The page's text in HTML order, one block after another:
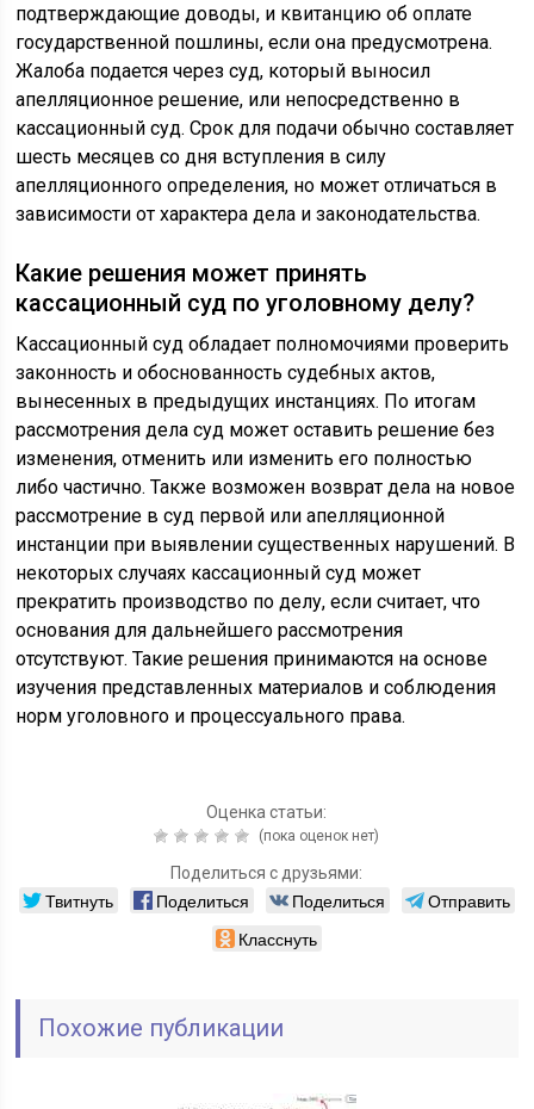
подтверждающие доводы, и квитанцию об оплате
государственной пошлины, если она предусмотрена.
Жалоба подается через суд, который выносил
апелляционное решение, или непосредственно в
кассационный суд. Срок для подачи обычно составляет
шесть месяцев со дня вступления в силу
апелляционного определения, но может отличаться в
зависимости от характера дела и законодательства.
Какие решения может принять
кассационный суд по уголовному делу?
Кассационный суд обладает полномочиями проверить
законность и обоснованность судебных актов,
вынесенных в предыдущих инстанциях. По итогам
рассмотрения дела суд может оставить решение без
изменения, отменить или изменить его полностью
либо частично. Также возможен возврат дела на новое
рассмотрение в суд первой или апелляционной
инстанции при выявлении существенных нарушений. В
некоторых случаях кассационный суд может
прекратить производство по делу, если считает, что
основания для дальнейшего рассмотрения
отсутствуют. Такие решения принимаются на основе
изучения представленных материалов и соблюдения
норм уголовного и процессуального права.
Оценка статьи:
(пока оценок нет)
Поделиться с друзьями:
Твитнуть Поделиться Поделиться
Отправить
Класснуть
Похожие публикации